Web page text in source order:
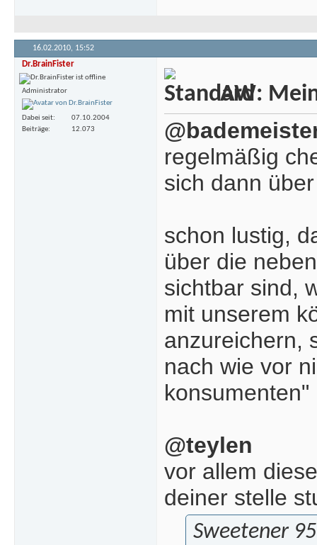
16.02.2010, 15:52
Dr.BrainFister
Administrator
Dabei seit
07.10.2004
Beiträge
12.073
AW:
regelmäßig
sich dann
schon lustig,
über die
sichtbar sind,
mit unserem
anzureichern,
nach wie vor
@teylen
vor allem
deiner stelle
Sweetener